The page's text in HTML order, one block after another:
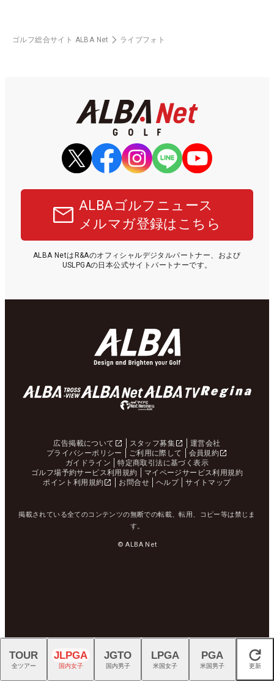
ゴルフ総合サイト ALBA Net ライブフォト
ALBAゴルフニュース
メルマガ登録はこちら
ALBA NetはR&Aのオフィシャルデジタルパートナー、および
USLPGAの日本公式サイトパートナーです。
広告掲載について スタッフ募集
運営会社
プライバシーポリシー
ご利用に際して
会員規約
ガイドライン
特定商取引法に基づく表示
ゴルフ場予約サービス利用規約
マイページサービス利用規約
ポイント利用規約
お問合せ ヘルプ サイトマップ
掲載されている全てのコンテンツの無断での転載、転用、コピー等は禁じま
す。
© ALBA Net
閉じる
TOUR
全ツアー
JLPGA
国内女子
JGTO
国内男子
LPGA
米国女子
PGA
米国男子 更新